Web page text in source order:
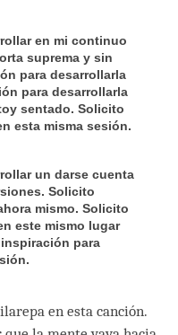
en mi continuo
suprema y sin
para desarrollarla
para desarrollarla
sentado. Solicito
esta misma sesión.
un darse cuenta
Solicito
mismo. Solicito
este mismo lugar
para
en esta canción.